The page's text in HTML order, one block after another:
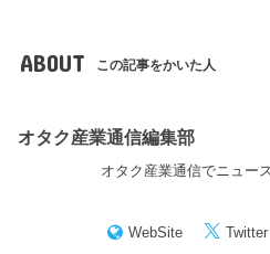
ABOUT この記事をかいた人
オタク産業通信編集部
オタク産業通信でニュー
WebSite Twitter